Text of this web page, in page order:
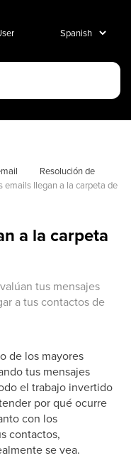
Resolución de
emails llegan a la carpeta de
a la carpeta
tus mensajes
a tus contactos de
de los mayores
tus mensajes
el trabajo invertido
por qué ocurre
con los
contactos,
se vea.